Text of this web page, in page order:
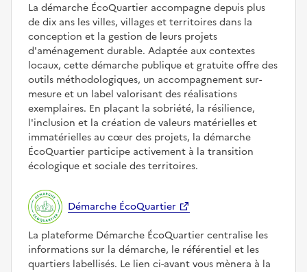
La démarche ÉcoQuartier accompagne depuis plus
de dix ans les villes, villages et territoires dans la
conception et la gestion de leurs projets
d'aménagement durable. Adaptée aux contextes
locaux, cette démarche publique et gratuite offre des
outils méthodologiques, un accompagnement sur-
mesure et un label valorisant des réalisations
exemplaires. En plaçant la sobriété, la résilience,
l'inclusion et la création de valeurs matérielles et
immatérielles au cœur des projets, la démarche
ÉcoQuartier participe activement à la transition
écologique et sociale des territoires.
Démarche ÉcoQuartier
La plateforme Démarche ÉcoQuartier centralise les
informations sur la démarche, le référentiel et les
quartiers labellisés. Le lien ci-avant vous mènera à la